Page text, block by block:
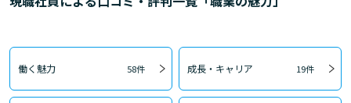
働く魅力 58件 成長・キャリア 19件